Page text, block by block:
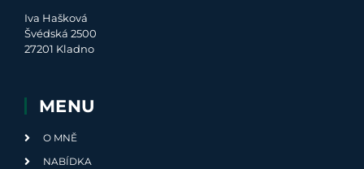
Iva Hašková
Švédská 2500
27201 Kladno
MENU
O MNĚ
NABÍDKA